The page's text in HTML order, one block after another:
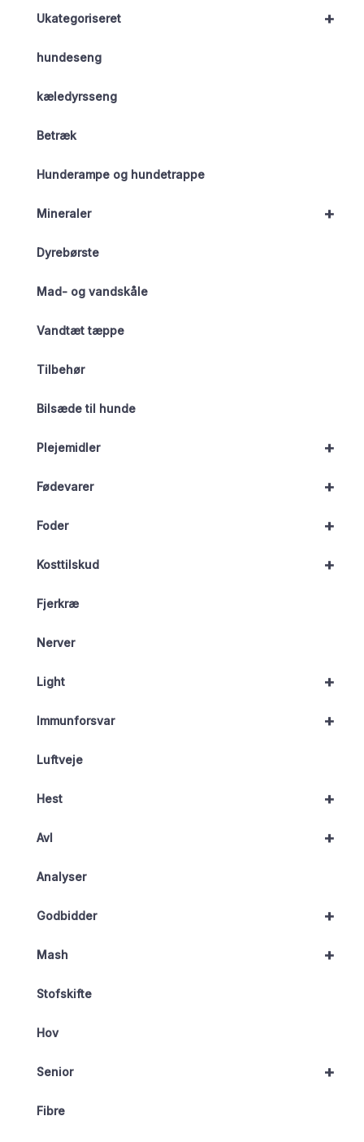
+
Ukategoriseret
hundeseng
kæledyrsseng
Betræk
Hunderampe og hundetrappe
+
Mineraler
Dyrebørste
Mad- og vandskåle
Vandtæt tæppe
Tilbehør
Bilsæde til hunde
+
Plejemidler
+
Fødevarer
+
Foder
+
Kosttilskud
Fjerkræ
Nerver
+
Light
+
Immunforsvar
Luftveje
+
Hest
+
Avl
Analyser
+
Godbidder
+
Mash
Stofskifte
Hov
+
Senior
Fibre